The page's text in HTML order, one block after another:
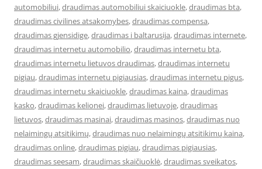
automobiliui,draudimas automobiliui skaiciuokle,draudimas bta,
draudimas civilines atsakomybes,draudimas compensa,
draudimas gjensidige,draudimas i baltarusija,draudimas internete,
draudimas internetu automobilio,draudimas internetu bta,
draudimas internetu lietuvos draudimas,draudimas internetu
pigiau,draudimas internetu pigiausias,draudimas internetu pigus,
draudimas internetu skaiciuokle,draudimas kaina,draudimas
kasko,draudimas kelionei,draudimas lietuvoje,draudimas
lietuvos,draudimas masinai,draudimas masinos,draudimas nuo
nelaimingų atsitikimų,draudimas nuo nelaimingų atsitikimų kaina,
draudimas online,draudimas pigiau,draudimas pigiausias,
draudimas seesam,draudimas skaičiuoklė,draudimas sveikatos,